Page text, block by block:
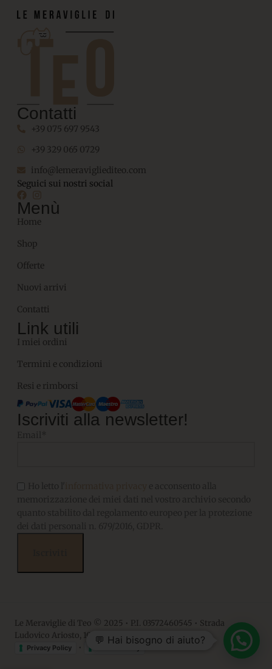
Contatti
+39 075 697 9543
+39 329 065 0729
info@lemeravigliediteo.com
Seguici sui nostri social
Menù
Home
Shop
Offerte
Nuovi arrivi
Contatti
Link utili
I miei ordini
Termini e condizioni
Resi e rimborsi
Iscriviti alla newsletter!
Le Meraviglie di Teo © 2025 • P.I. 03572460545 • Strada
Ludovico Ariosto, 10 • 06063, Magione PG
Privacy Policy •
💬 Hai bisogno di aiuto?